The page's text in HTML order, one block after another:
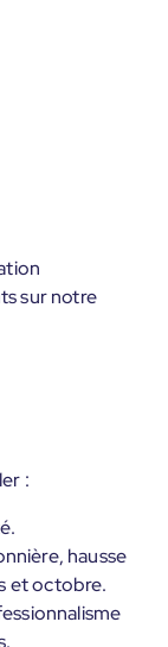
sur notre
:
hausse
et octobre.